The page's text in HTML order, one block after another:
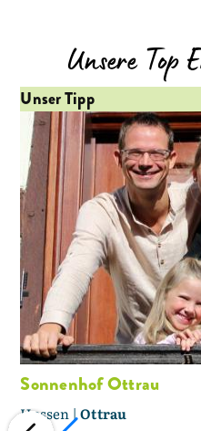
Unsere Top
Unser Tipp
Sonnenhof Ottrau
Hessen |Ottrau